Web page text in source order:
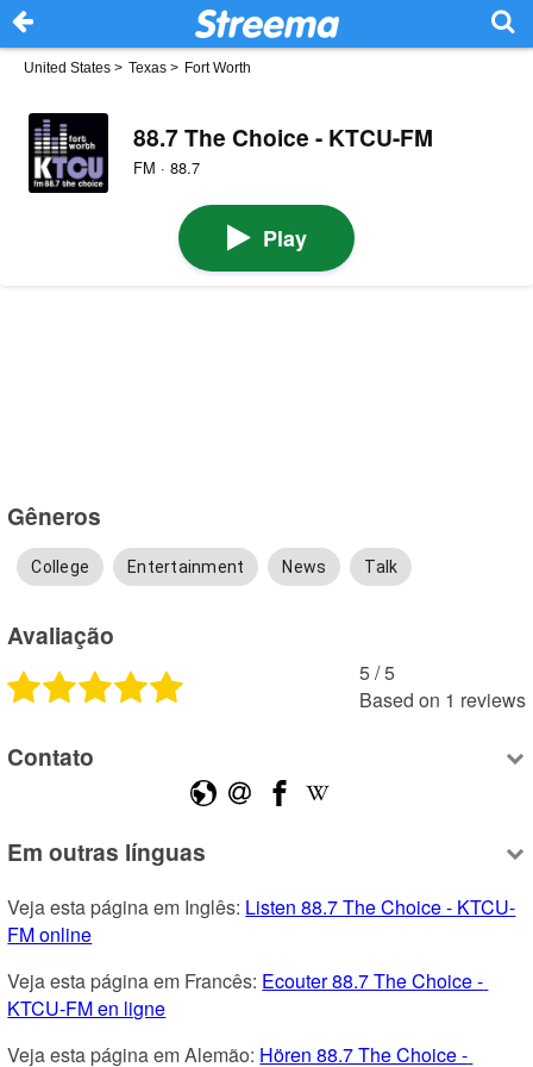
United States > Texas > Fort Worth
88.7 The Choice - KTCU-FM
FM · 88.7
Play
Gêneros
College Entertainment News Talk
Avaliação
5 /5
Based on 1 reviews
Contato
Em outras línguas
Veja esta página em Inglês: Listen 88.7 The Choice - KTCU-
FM online
Veja esta página em Francês: Ecouter 88.7 The Choice -
KTCU-FM en ligne
Veja esta página em Alemão: Hören 88.7 The Choice -